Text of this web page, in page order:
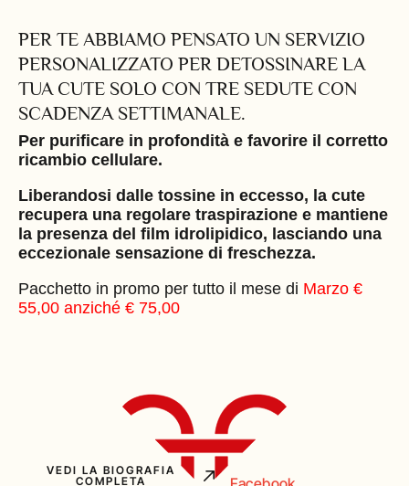
PER TE ABBIAMO PENSATO UN SERVIZIO
PERSONALIZZATO PER DETOSSINARE LA
TUA CUTE SOLO CON TRE SEDUTE CON
SCADENZA SETTIMANALE.
Per purificare in profondità e favorire il corretto
ricambio cellulare.
Liberandosi dalle tossine in eccesso, la cute
recupera una regolare traspirazione e mantiene
la presenza del film idrolipidico, lasciando una
eccezionale sensazione di freschezza.
Pacchetto in promo per tutto il mese di Marzo €
55,00 anziché € 75,00
VEDI LA BIOGRAFIA
COMPLETA